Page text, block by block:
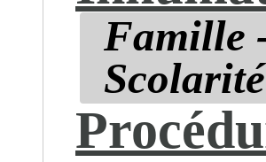
Famille
Scolarité